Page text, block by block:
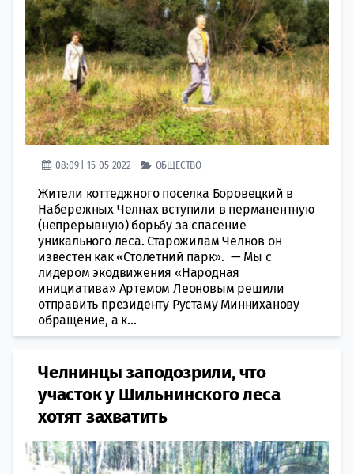
08:09 | 15-05-2022 ОБЩЕСТВО
Жители коттеджного поселка Боровецкий в
Набережных Челнах вступили в перманентную
(непрерывную) борьбу за спасение
уникального леса. Старожилам Челнов он
известен как «Столетний парк». — Мы с
лидером экодвижения «Народная
инициатива» Артемом Леоновым решили
отправить президенту Рустаму Минниханову
обращение, а к...
Челнинцы заподозрили, что
участок у Шильнинского леса
хотят захватить